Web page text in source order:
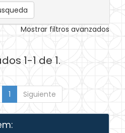
Mostrar filtros avanzados
1-1 de 1.
1 Siguiente